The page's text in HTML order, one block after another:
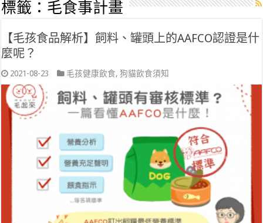
標籤： 毛食事計畫
【毛孩食品解析】飼料、罐頭上的AAFCO認證是什
麼呢？
2021-08-23 毛孩健康飲食,狗貓飲食須知